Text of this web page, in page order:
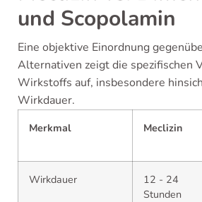
und Scopolamin
Eine objektive Einordnung
Alternativen zeigt die spezifischen
Wirkstoffs auf, insbesondere
Wirkdauer.
Merkmal Meclizin
Wirkdauer
12 - 24
Stunden